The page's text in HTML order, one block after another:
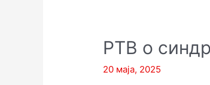
РТВ о
20 маја, 2025